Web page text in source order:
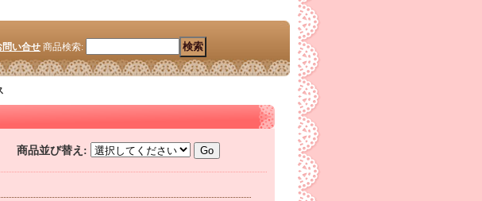
問い合せ 商品検索:
商品並び替え :